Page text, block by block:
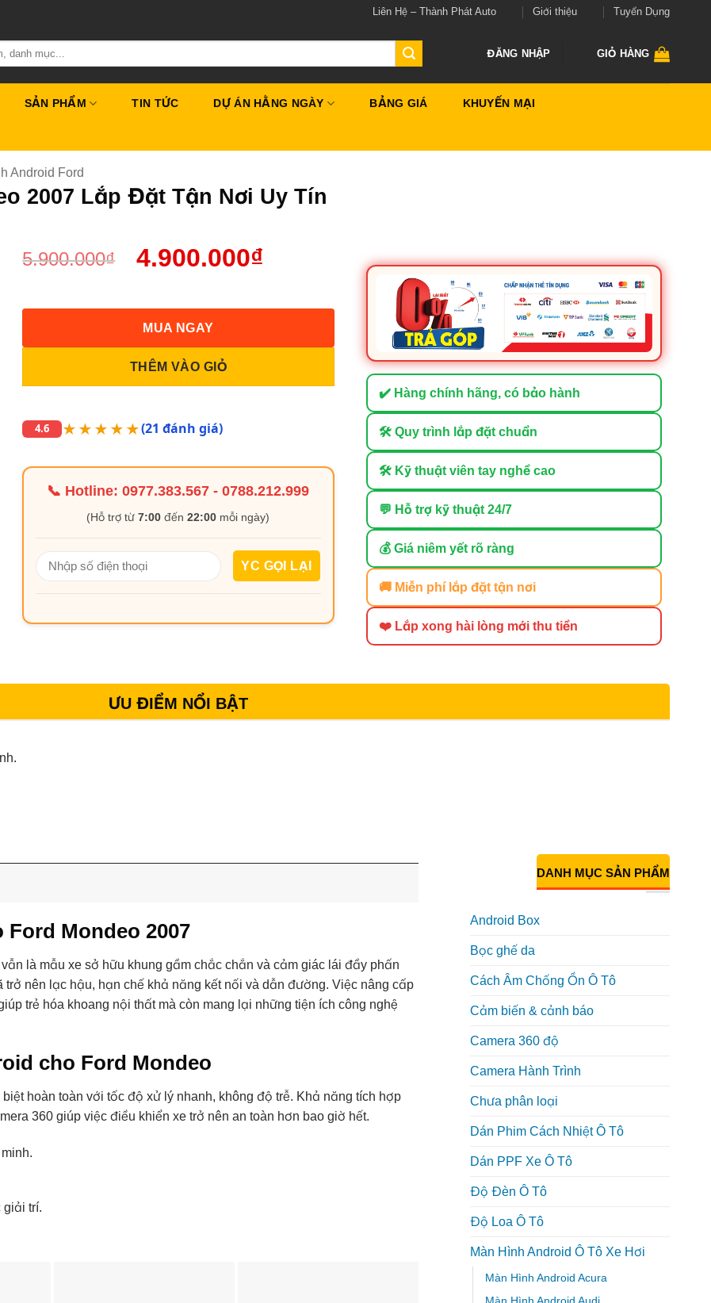
Liên Hệ – Thành Phát Auto Giới thiệu Tuyển Dụng
ĐĂNG NHẬP GIỎ HÀNG
SẢN PHẨM TIN TỨC DỰ ÁN HẰNG NGÀY BẢNG GIÁ KHUYẾN MẠI
Android Ford
2007 Lắp Đặt Tận Nơi Uy Tín
5.900.000₫ 4.900.000₫
THÊM VÀO GIỎ
MUA NGAY
4.6 ★★★★★(21 đánh giá)
📞 Hotline:0977.383.567 -0788.212.999
(Hỗ trợ từ7:00 đến22:00 mỗi ngày)
✔️ Hàng chính hãng, có bảo hành
🛠 Quy trình lắp đặt chuẩn
🛠 Kỹ thuật viên tay nghề cao
💬 Hỗ trợ kỹ thuật 24/7
💰 Giá niêm yết rõ ràng
🚚 Miễn phí lắp đặt tận nơi
❤️ Lắp xong hài lòng mới thu tiền
ƯU ĐIỂM NỔI BẬT
Mondeo 2007
vẫn là mẫu xe sở hữu khung gầm chắc chắn và cảm giác lái đầy phấn
nên lạc hậu, hạn chế khả năng kết nối và dẫn đường. Việc nâng cấp
trẻ hóa khoang nội thất mà còn mang lại những tiện ích công nghệ
cho Ford Mondeo
hoàn toàn với tốc độ xử lý nhanh, không độ trễ. Khả năng tích hợp
360 giúp việc điều khiển xe trở nên an toàn hơn bao giờ hết.
giải trí.
DANH MỤC SẢN PHẨM
Android Box
Bọc ghế da
Cách Âm Chống Ồn Ô Tô
Cảm biến & cảnh báo
Camera 360 độ
Camera Hành Trình
Chưa phân loại
Dán Phim Cách Nhiệt Ô Tô
Dán PPF Xe Ô Tô
Độ Đèn Ô Tô
Độ Loa Ô Tô
Màn Hình Android Ô Tô Xe Hơi
Màn Hình Android Acura